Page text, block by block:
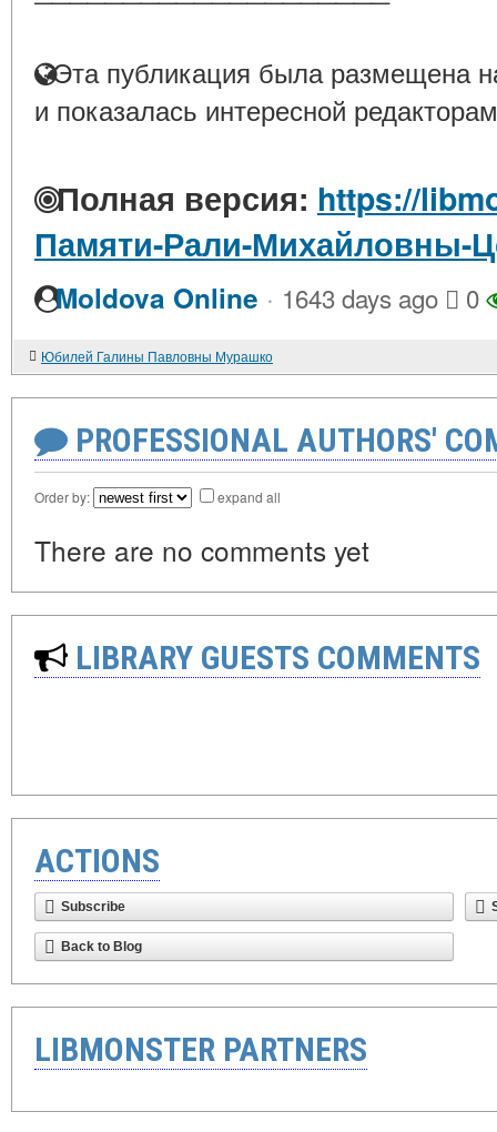
Эта публикация была размещена
и показалась интересной
Полная версия: https://
Памяти-Рали-Михайловны-
Moldova Online · 1643 days ago 0
Юбилей Галины Павловны Мурашко
PROFESSIONAL AUTHORS'
Order by: expand all
There are no comments yet
LIBRARY GUESTS COMMENTS
ACTIONS
Subscribe
Back to Blog
LIBMONSTER PARTNERS